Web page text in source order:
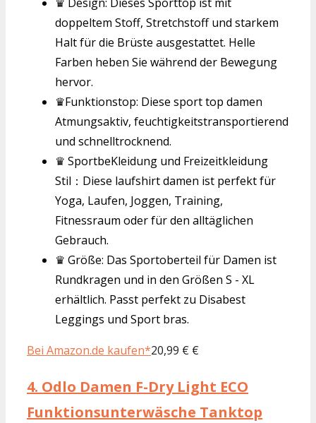
doppeltem Stoff, Stretchstoff und starkem
Halt für die Brüste ausgestattet. Helle
Farben heben Sie während der Bewegung
hervor.
♛Funktionstop: Diese sport top damen
Atmungsaktiv, feuchtigkeitstransportierend
und schnelltrocknend.
♛ SportbeKleidung und Freizeitkleidung
Stil：Diese laufshirt damen ist perfekt für
Yoga, Laufen, Joggen, Training,
Fitnessraum oder für den alltäglichen
Gebrauch.
♛ Größe: Das Sportoberteil für Damen ist
Rundkragen und in den Größen S - XL
erhältlich. Passt perfekt zu Disabest
Leggings und Sport bras.
Bei Amazon.de kaufen*20,99 € €
4. Odlo Damen F-Dry Light ECO
Funktionsunterwäsche Tanktop